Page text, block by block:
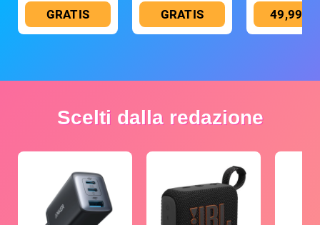
GRATIS GRATIS 49,99 €
Scelti dalla redazione